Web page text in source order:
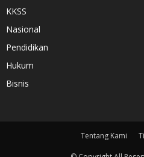
KKSS
Nasional
Pendidikan
Hukum
Bisnis
Tentang Kami